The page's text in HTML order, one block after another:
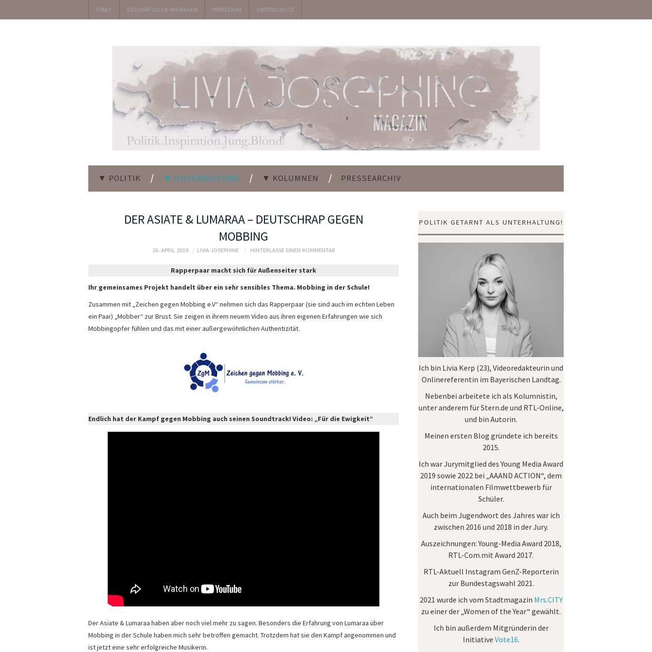
START GESCHÄFTLICHE ANFRAGEN IMPRESSUM DATENSCHUTZ
▼ POLITIK ▼ UNTERHALTUNG ▼ KOLUMNEN PRESSEARCHIV
DER ASIATE & LUMARAA – DEUTSCHRAP GEGEN
MOBBING
26. APRIL 2019 LIVIA JOSEPHINE HINTERLASSE EINEN KOMMENTAR
Rapperpaar macht sich für Außenseiter stark
Ihr gemeinsames Projekt handelt über ein sehr sensibles Thema. Mobbing in der Schule!
Zusammen mit „Zeichen gegen Mobbing e.V“ nehmen sich das Rapperpaar (sie sind auch im echten Leben
ein Paar) „Mobber“ zur Brust. Sie zeigen in ihrem neuem Video aus ihren eigenen Erfahrungen wie sich
Mobbingopfer fühlen und das mit einer außergewöhnlichen Authentizität.
Endlich hat der Kampf gegen Mobbing auch seinen Soundtrack! Video: „Für die Ewigkeit“
Der Asiate & Lumaraa haben aber noch viel mehr zu sagen. Besonders die Erfahrung von Lumaraa über
Mobbing in der Schule haben mich sehr betroffen gemacht. Trotzdem hat sie den Kampf angenommen und
ist jetzt eine sehr erfolgreiche Musikerin.
POLITIK GETARNT ALS UNTERHALTUNG!
Ich bin Livia Kerp (23), Videoredakteurin und
Onlinereferentin im Bayerischen Landtag.
Nebenbei arbeitete ich als Kolumnistin,
unter anderem fürStern.de und RTL-Online,
und bin Autorin.
Meinen ersten Blog gründete ich bereits
2015.
Ich war Jurymitglied desYoung Media Award
2019 sowie 2022 bei „AAAND ACTION“, dem
internationalen Filmwettbewerb für
Schüler.
Auch beim Jugendwort des Jahres war ich
zwischen 2016 und 2018 in der Jury.
Auszeichnungen:Young-Media Award 2018,
RTL-Com.mit Award 2017.
RTL-Aktuell Instagram GenZ-Reporterin
zur Bundestagswahl 2021.
2021 wurde ich vom Stadtmagazin Mrs.CITY
zu einer der „Women of the Year“ gewählt.
Ich bin außerdem Mitgründerin der
Initiative Vote16.